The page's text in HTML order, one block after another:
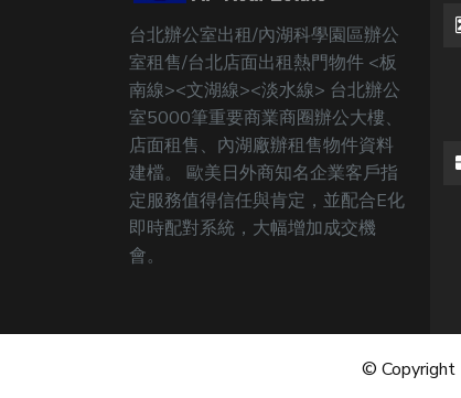
台北辦公室出租/內湖科學園區辦公
室租售/台北店面出租熱門物件 <板
南線><文湖線><淡水線> 台北辦公
室5000筆重要商業商圈辦公大樓、
店面租售、內湖廠辦租售物件資料
建檔。 歐美日外商知名企業客戶指
定服務值得信任與肯定，並配合E化
即時配對系統，大幅增加成交機
會。
© Copyright